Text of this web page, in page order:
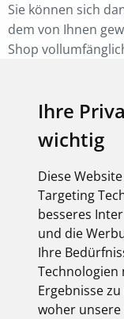
Ihre
wichtig
Diese
Targeting
besseres
und die
Ihre
Technologien
Ergebnisse
woher
Sie können sich
dem von Ihnen
Shop
Anschrift
Firmenname*
Zusatz
Straße*